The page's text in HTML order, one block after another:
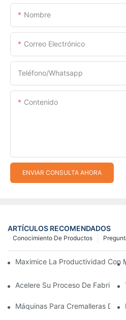
Nombre
Correo Electrónico
Teléfono/whatsapp
Contenido
ENVIAR CONSULTA AHORA
ARTÍCULOS RECOMENDADOS
Conocimiento De Productos
Maximice La Productividad Con
Acelere Su Proceso De
Máquinas Para Cremalleras De